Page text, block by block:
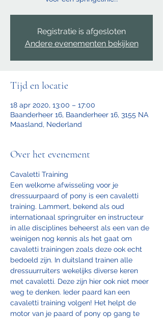
Registratie is afgesloten
Andere evenementen bekijken
Tijd en locatie
18 apr 2020, 13:00 – 17:00
Baanderheer 16, Baanderheer 16, 3155 NA
Maasland, Nederland
Over het evenement
Cavaletti Training
Een welkome afwisseling voor je
dressuurpaard of pony is een cavaletti
training. Lammert, bekend als oud
internationaal springruiter en instructeur
in alle disciplines beheerst als een van de
weinigen nog kennis als het gaat om
cavaletti trainingen zoals deze ook echt
bedoeld zijn. In duitsland trainen alle
dressuurruiters wekelijks diverse keren
met cavaletti. Deze zijn hier ook niet meer
weg te denken. Ieder paard kan een
cavaletti training volgen! Het helpt de
motor van je paard of pony op gang te